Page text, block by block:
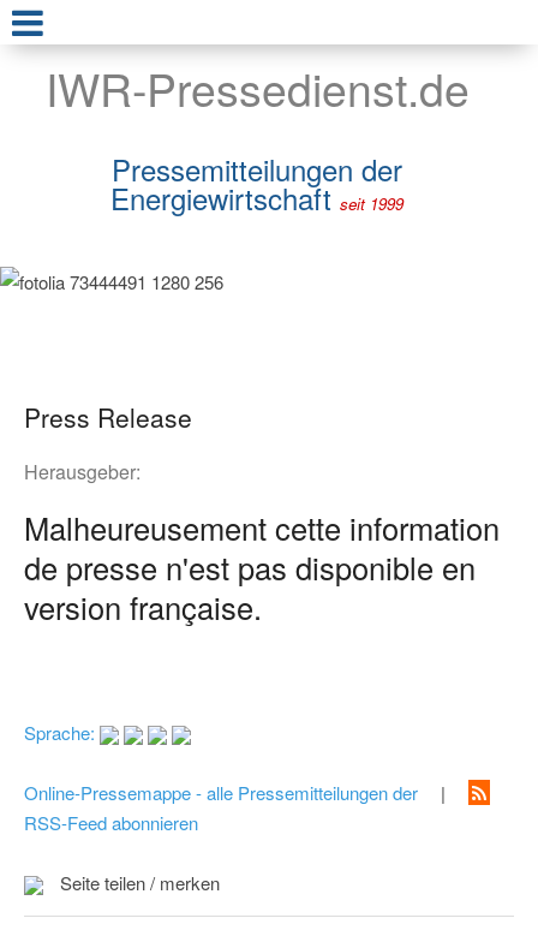
IWR-Pressedienst.de
Pressemitteilungen der
Energiewirtschaft seit 1999
Press Release
Herausgeber:
Malheureusement cette information
de presse n'est pas disponible en
version française.
Sprache:
Online-Pressemappe - alle Pressemitteilungen der
|
RSS-Feed abonnieren
Seite teilen / merken